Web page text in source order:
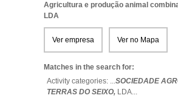
Agricultura e produção animal
LDA
Ver empresa Ver no Mapa
Matches in the search for:
Activity categories: ...SOCIEDADE
TERRAS DO SEIXO, LDA...